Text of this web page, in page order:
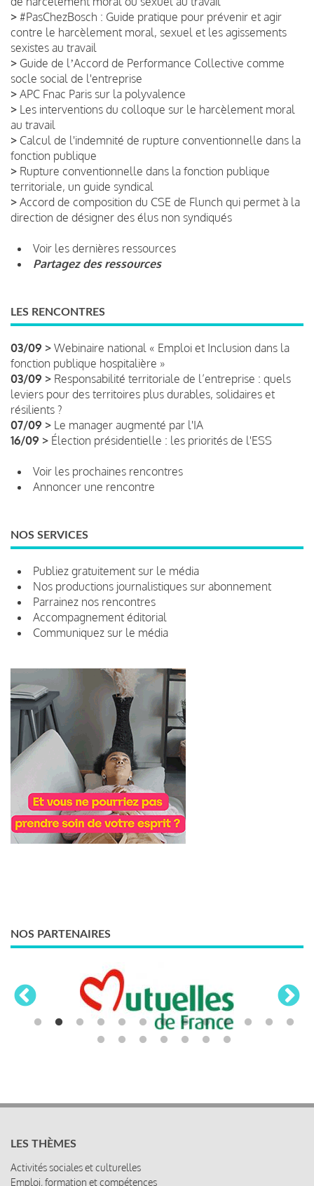
> #PasChezBosch : Guide pratique pour prévenir et agir
contre le harcèlement moral, sexuel et les agissements
sexistes au travail
> Guide de lʼAccord de Performance Collective comme
socle social de l'entreprise
> APC Fnac Paris sur la polyvalence
> Les interventions du colloque sur le harcèlement moral
au travail
> Calcul de l'indemnité de rupture conventionnelle dans la
fonction publique
> Rupture conventionnelle dans la fonction publique
territoriale, un guide syndical
> Accord de composition du CSE de Flunch qui permet à la
direction de désigner des élus non syndiqués
Voir les dernières ressources
Partagez des ressources
LES RENCONTRES
03/09 > Webinaire national « Emploi et Inclusion dans la
fonction publique hospitalière »
03/09 > Responsabilité territoriale de l’entreprise : quels
leviers pour des territoires plus durables, solidaires et
résilients ?
07/09 > Le manager augmenté par l'IA
16/09 > Élection présidentielle : les priorités de l'ESS
Voir les prochaines rencontres
Annoncer une rencontre
NOS SERVICES
Publiez gratuitement sur le média
Nos productions journalistiques sur abonnement
Parrainez nos rencontres
Accompagnement éditorial
Communiquez sur le média
NOS PARTENAIRES
LES THÈMES
Activités sociales et culturelles
Emploi, formation et compétences